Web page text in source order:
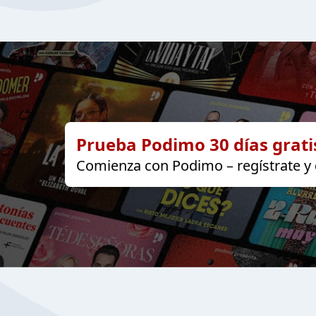
Prueba Podimo 30 días
Comienza con Podimo – regístrate